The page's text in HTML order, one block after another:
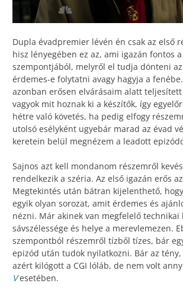
Dupla évadpremier lévén én csak az első
hisz lényegében ez az, ami igazán fontos
szempontjából, melyről el tudja dönteni
érdemes-e folytatni avagy hagyja a
azonban erősen elvárásaim alatt
vagyok mit hoznak ki a készítők, így
hétre való követés, ha pedig elfogy
utolsó esélyként ugyebár marad az évad
keretein belül megnézem a leadott
Sajnos azt kell mondanom részemről
rendelkezik a széria. Az első igazán erős
Megtekintés után bátran kijelenthető,
egyik olyan sorozat, amit érdemes és
nézni. Már akinek van megfelelő technikai
sávszélessége és helye a merevlemezen.
szempontból részemről tízből tízes, bár
epizód után tudok nyilatkozni. Bár az
azért kilógott a CGI lóláb, de nem volt
V esetében.